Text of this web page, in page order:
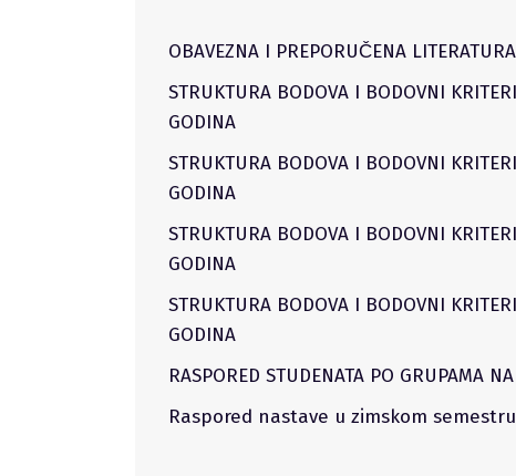
OBAVEZNA I PREPORUČENA LITERATURA
STRUKTURA BODOVA I BODOVNI
GODINA
STRUKTURA BODOVA I BODOVNI
GODINA
STRUKTURA BODOVA I BODOVNI
GODINA
STRUKTURA BODOVA I BODOVNI
GODINA
RASPORED STUDENATA PO GRUPAMA
Raspored nastave u zimskom